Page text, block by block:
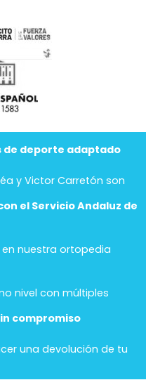
de deporte adaptado
y Victor Carretón son
el Servicio Andaluz de
nuestra ortopedia
nivel con múltiples
compromiso
una devolución de tu